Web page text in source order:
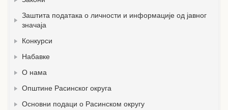
Заштита података о личности и информације од јавног
значаја
Конкурси
Набавке
О нама
Општине Расинског округа
Основни подаци о Расинском округу